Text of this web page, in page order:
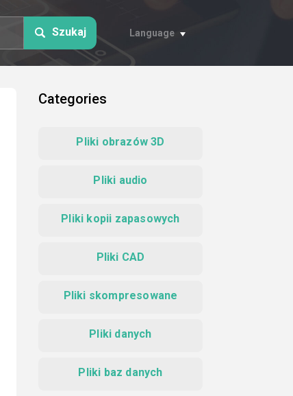
Szukaj Language
Categories
Pliki obrazów 3D
Pliki audio
Pliki kopii zapasowych
Pliki CAD
Pliki skompresowane
Pliki danych
Pliki baz danych